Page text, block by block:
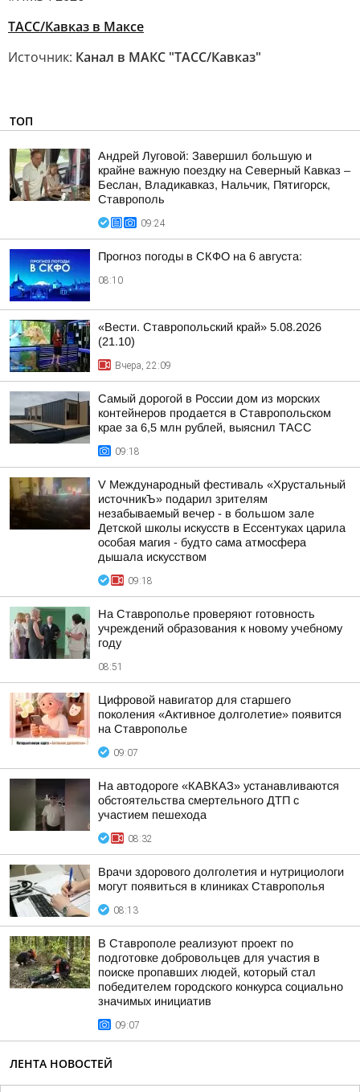
ТАСС/Кавказ в Максе
Источник: Канал в МАКС "ТАСС/Кавказ"
ТОП
Андрей Луговой: Завершил большую и
крайне важную поездку на Северный Кавказ –
Беслан, Владикавказ, Нальчик, Пятигорск,
Ставрополь
09:24
Прогноз погоды в СКФО на 6 августа:
08:10
«Вести. Ставропольский край» 5.08.2026
(21.10)
Вчера, 22:09
Самый дорогой в России дом из морских
контейнеров продается в Ставропольском
крае за 6,5 млн рублей, выяснил ТАСС
09:18
V Международный фестиваль «Хрустальный
источникЪ» подарил зрителям
незабываемый вечер - в большом зале
Детской школы искусств в Ессентуках царила
особая магия - будто сама атмосфера
дышала искусством
09:18
На Ставрополье проверяют готовность
учреждений образования к новому учебному
году
08:51
Цифровой навигатор для старшего
поколения «Активное долголетие» появится
на Ставрополье
09:07
На автодороге «КАВКАЗ» устанавливаются
обстоятельства смертельного ДТП с
участием пешехода
08:32
Врачи здорового долголетия и нутрициологи
могут появиться в клиниках Ставрополья
08:13
В Ставрополе реализуют проект по
подготовке добровольцев для участия в
поиске пропавших людей, который стал
победителем городского конкурса социально
значимых инициатив
09:07
ЛЕНТА НОВОСТЕЙ